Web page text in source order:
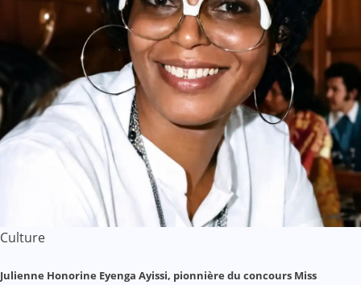
Culture
Julienne Honorine Eyenga Ayissi, pionnière du concours Miss